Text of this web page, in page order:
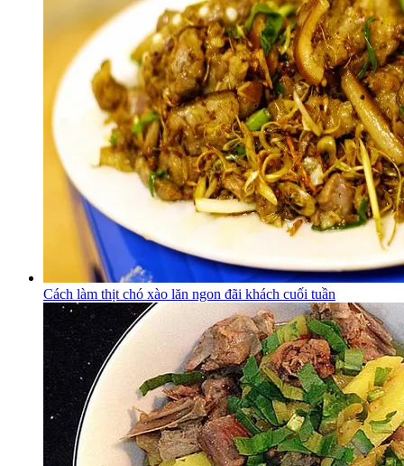
Cách làm thịt chó xào lăn ngon đãi khách cuối tuần